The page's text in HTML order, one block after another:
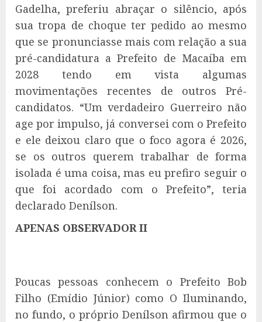
Gadelha, preferiu abraçar o silêncio, após
sua tropa de choque ter pedido ao mesmo
que se pronunciasse mais com relação a sua
pré-candidatura a Prefeito de Macaíba em
2028 tendo em vista algumas
movimentações recentes de outros Pré-
candidatos. “Um verdadeiro Guerreiro não
age por impulso, já conversei com o Prefeito
e ele deixou claro que o foco agora é 2026,
se os outros querem trabalhar de forma
isolada é uma coisa, mas eu prefiro seguir o
que foi acordado com o Prefeito”, teria
declarado Denílson.
APENAS OBSERVADOR II
Poucas pessoas conhecem o Prefeito Bob
Filho (Emídio Júnior) como O Iluminando,
no fundo, o próprio Denílson afirmou que o